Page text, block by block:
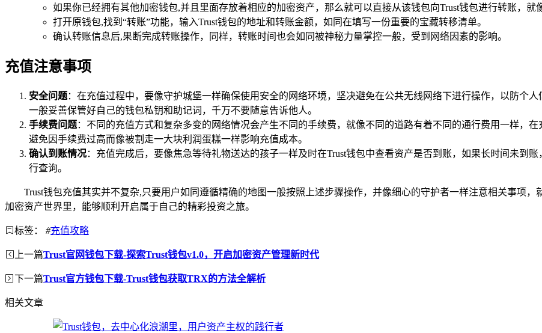
如果你已经拥有其他加密钱包,并且里面存放着相应的加密资产，那么就可以直接从该钱包向Trust钱包进行转账，就
打开原钱包,找到“转账”功能，输入Trust钱包的地址和转账金额，如同在填写一份重要的宝藏转移清单。
确认转账信息后,果断完成转账操作，同样，转账时间也会如同被神秘力量掌控一般，受到网络因素的影响。
充值注意事项
安全问题：在充值过程中，要像守护城堡一样确保使用安全的网络环境，坚决避免在公共无线网络下进行操作，以防个
一般妥善保管好自己的钱包私钥和助记词，千万不要随意告诉他人。
手续费问题：不同的充值方式和复杂多变的网络情况会产生不同的手续费，就像不同的道路有着不同的通行费用一样，
避免因手续费过高而像被割走一大块利润蛋糕一样影响充值成本。
确认到账情况：充值完成后，要像焦急等待礼物送达的孩子一样及时在Trust钱包中查看资产是否到账，如果长时间未到
行查询。
Trust钱包充值其实并不复杂,只要用户如同遵循精确的地图一般按照上述步骤操作，并像细心的守护者一样注意相关事项
加密资产世界里，能够顺利开启属于自己的精彩投资之旅。
标签： #充值攻略
上一篇Trust官网钱包下载-探索Trust钱包v1.0，开启加密资产管理新时代
下一篇Trust官方钱包下载-Trust钱包获取TRX的方法全解析
相关文章